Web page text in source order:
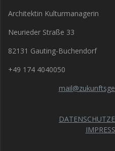
Architektin Kulturmanagerin
Neurieder Straße 33
82131 Gauting-Buchendorf
+49 174 4040050